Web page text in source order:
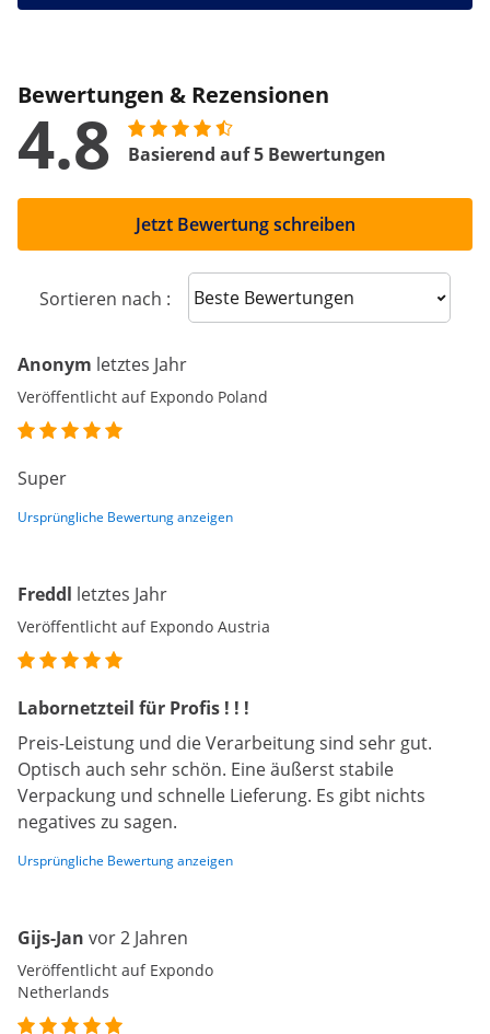
Bewertungen & Rezensionen
4.8 Basierend auf 5 Bewertungen
Jetzt Bewertung schreiben
Sortieren nach : Sort reviews
Anonym letztes Jahr
Veröffentlicht auf Expondo Poland
Super
Ursprüngliche Bewertung anzeigen
Freddl letztes Jahr
Veröffentlicht auf Expondo Austria
Labornetzteil für Profis ! ! !
Preis-Leistung und die Verarbeitung sind sehr gut.
Optisch auch sehr schön. Eine äußerst stabile
Verpackung und schnelle Lieferung. Es gibt nichts
negatives zu sagen.
Ursprüngliche Bewertung anzeigen
Gijs-Jan vor 2 Jahren
Veröffentlicht auf Expondo
Netherlands